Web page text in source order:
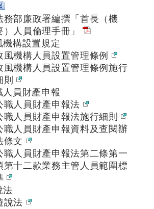
務部廉政署編撰「首長（機
）人員倫理手冊」
機構設置規定
風機構人員設置管理條例
風機構人員設置管理條例施行
則
人員財產申報
職人員財產申報法
職人員財產申報法施行細則
職人員財產申報資料及查閱辦
條文
職人員財產申報法第二條第一
第十二款業務主管人員範圍標
法
說法